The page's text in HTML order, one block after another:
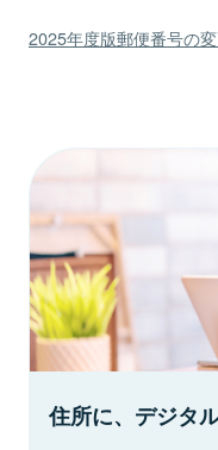
2025年度版郵便番号の
住所に、デジタ